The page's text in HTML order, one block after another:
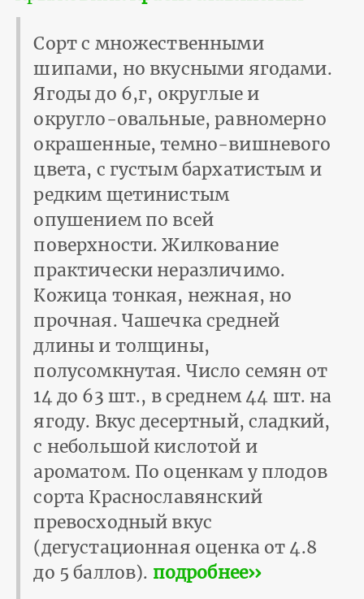
Сорт с множественными
шипами, но вкусными ягодами.
Ягоды до 6,г, округлые и
округло-овальные, равномерно
окрашенные, темно-вишневого
цвета, с густым бархатистым и
редким щетинистым
опушением по всей
поверхности. Жилкование
практически неразличимо.
Кожица тонкая, нежная, но
прочная. Чашечка средней
длины и толщины,
полусомкнутая. Число семян от
14 до 63 шт., в среднем 44 шт. на
ягоду. Вкус десертный, сладкий,
с небольшой кислотой и
ароматом. По оценкам у плодов
сорта Краснославянский
превосходный вкус
(дегустационная оценка от 4.8
до 5 баллов). подробнее››